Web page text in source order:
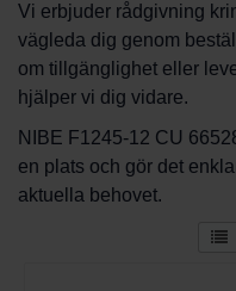
Vi erbjuder rådgivning
vägleda dig genom
om tillgänglighet eller
hjälper vi dig vidare.
NIBE F1245-12 CU
en plats och gör det
aktuella behovet.